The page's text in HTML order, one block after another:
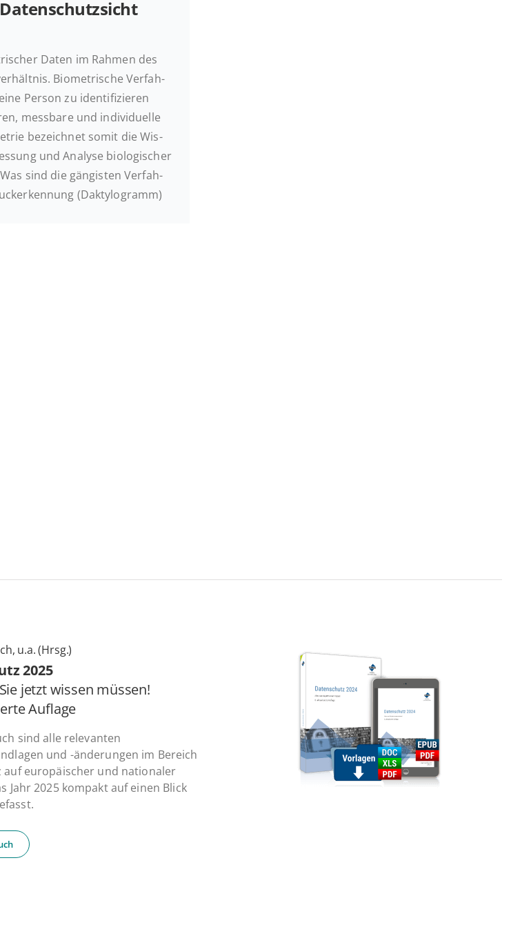
Daten im Rahmen des
Bio­me­tri­sche Ver­fah­
Person zu iden­ti­fi­zie­ren
mess­ba­re und in­di­vi­du­el­le
be­zeich­net somit die Wis­
und Analyse bio­lo­gi­scher
sind die gän­gis­ten Ver­fah­
(Dak­ty­lo­gramm)
u.a. (Hrsg.)
2025
jetzt wissen müssen!
Auflage
sind alle relevanten
und -änderungen im Bereich
auf europäischer und nationaler
Jahr 2025 kompakt auf einen Blick